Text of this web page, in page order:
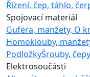
Řízení, čep, táhlo,
Spojovací materiál
Gufera, manžety, O
Homoklouby,
PodložkyŠrouby, čepy
Elektrosoučásti